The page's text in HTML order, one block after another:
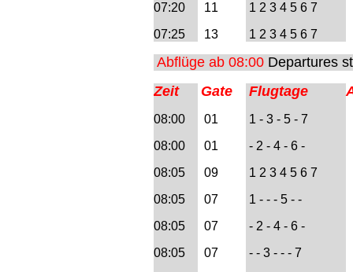
07:20
11
1 2 3 4 5 6 7
07:25
13 1 2 3 4 5 6 7
Abflüge ab 08:00 Departures
Zeit
Gate Flugtage
08:00 01
1 - 3 - 5 - 7
08:00
01
- 2 - 4 - 6 -
08:05
09
1 2 3 4 5 6 7
08:05
07
1 - - - 5 - -
08:05
07
- 2 - 4 - 6 -
08:05
07
- - 3 - - - 7